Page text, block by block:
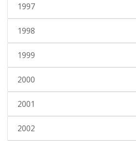
1997
1998
1999
2000
2001
2002